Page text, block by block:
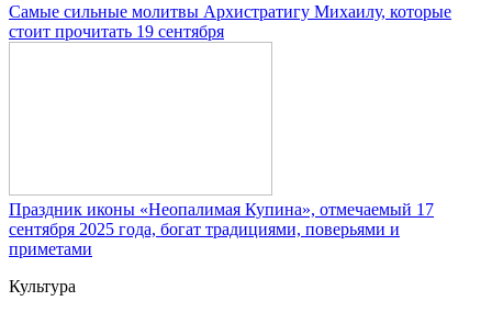
Самые сильные молитвы Архистратигу Михаилу, которые
стоит прочитать 19 сентября
Праздник иконы «Неопалимая Купина», отмечаемый 17
сентября 2025 года, богат традициями, поверьями и
приметами
Культура